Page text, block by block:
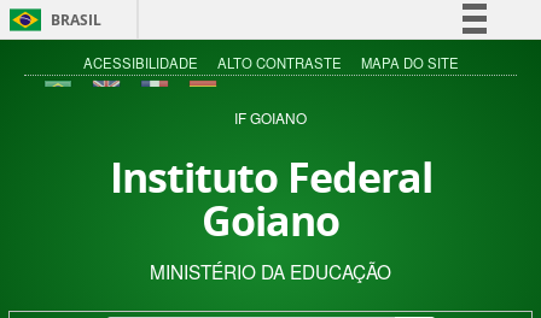
BRASIL
Simplifique!
Acesso à informação
ACESSIBILIDADE ALTO CONTRASTE MAPA DO SITE
IF GOIANO
Instituto Federal
Goiano
MINISTÉRIO DA EDUCAÇÃO